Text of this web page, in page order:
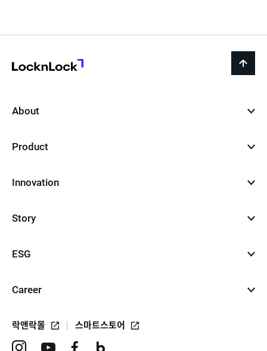
back
About
Product
Innovation
Story
ESG
Career
락앤락몰 스마트스토어